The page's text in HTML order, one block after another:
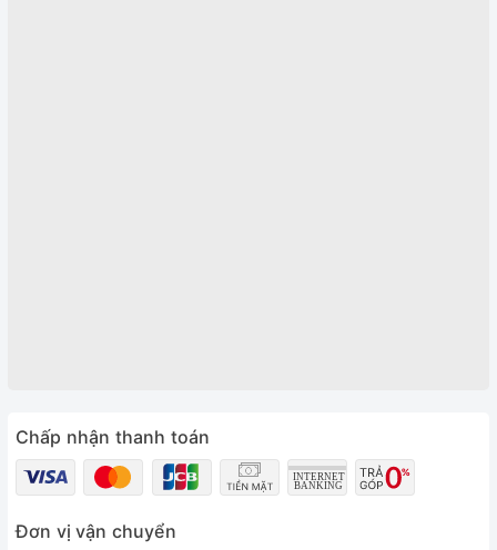
Chấp nhận thanh toán
Đơn vị vận chuyển